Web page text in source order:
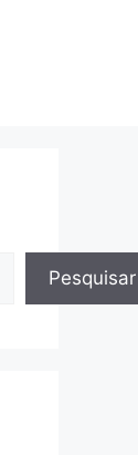
Pesquisar